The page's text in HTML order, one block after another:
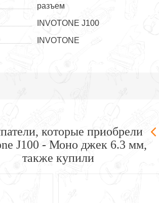
разъем
INVOTONE J100
INVOTONE
которые приобрели
J100 - Моно джек 6.3 мм,
также купили